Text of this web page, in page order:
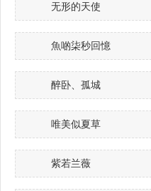
无形的天使
魚啲柒秒回憶
醉卧、孤城
唯美似夏草
紫若兰薇